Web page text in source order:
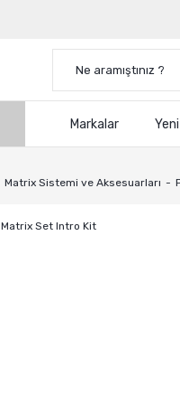
Markalar
Matrix Sistemi ve Aksesuarları